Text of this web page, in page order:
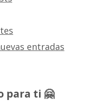
entradas
para ti 🤗